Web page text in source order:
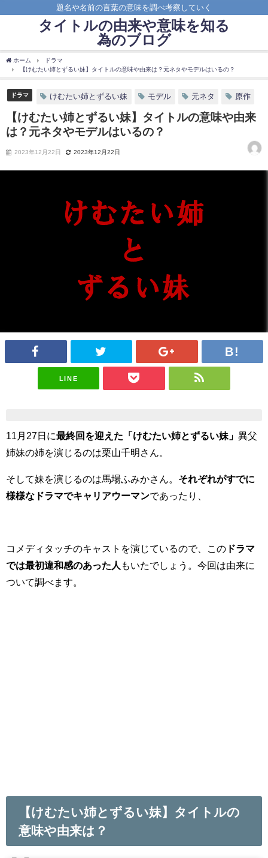
題名や名前の言葉の意味を調べ考察していく
タイトルの由来や意味を知る
為のブログ
ホーム
ドラマ
【けむたい姉とずるい妹】タイトルの意味や由来は？元ネタやモデルはいるの？
ドラマ けむたい姉とずるい妹 モデル 元ネタ 原作
【けむたい姉とずるい妹】タイトルの意味や由来
は？元ネタやモデルはいるの？
2023年12月22日 2023年12月22日
LINE
11月27日に最終回を迎えた「 けむたい姉とずるい妹」 異父
姉妹の姉を演じるのは栗山千明さん。
そして妹を演じるのは馬場ふみかさん。 それぞれがすでに
様様なドラマでキャリアウーマンであったり、
コメディタッチのキャストを演じているので、この ドラマ
では最初違和感のあった人 もいたでしょう。今回は由来に
ついて調べます。
【けむたい姉とずるい妹】タイトルの
意味や由来は？